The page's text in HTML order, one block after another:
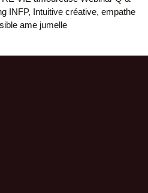
INFP, Intuitive créative, empathe
ame jumelle